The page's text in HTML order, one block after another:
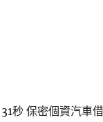
秒保密個資汽車